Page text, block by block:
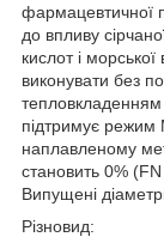
фармацевтичної
до впливу
кислот і
виконувати без
підтримує режим
наплавленому
становить 0% (FN
Випущені
Різновид: